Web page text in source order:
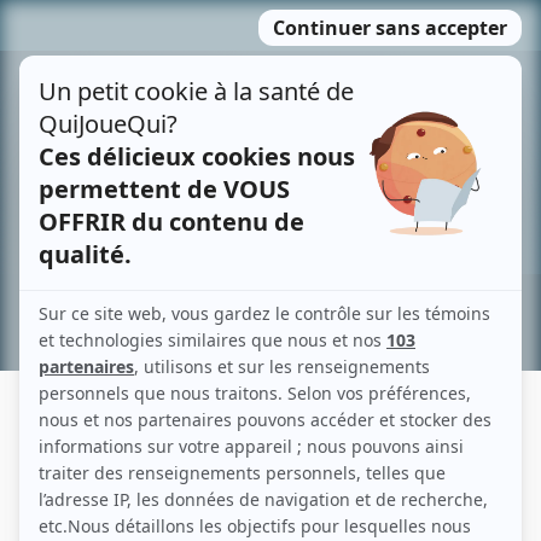
MENU
contenu
Recherche avancée »
ABRIL CLOSS
Liens
Fiche de Abril Closs sur Showbizz.net